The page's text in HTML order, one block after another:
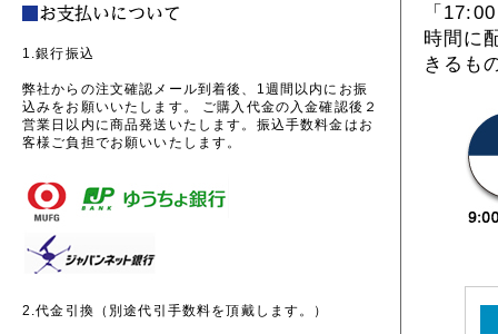
1.銀行振込
弊社からの注文確認メール到着後、1週間以内にお振
込みをお願いいたします。 ご購入代金の入金確認後２
営業日以内に商品発送いたします。振込手数料金はお
客様ご負担でお願いいたします。
2.代金引換（別途代引手数料を頂戴します。）
「
時間に
きるも